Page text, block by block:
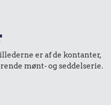
er af de kontanter,
mønt- og seddelserie.